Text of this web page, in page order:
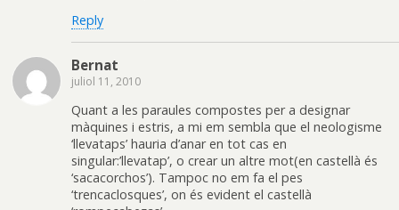
Reply
Bernat
juliol 11, 2010
Quant a les paraules compostes per a designar
màquines i estris, a mi em sembla que el neologisme
‘llevataps’ hauria d’anar en tot cas en
singular:’llevatap’, o crear un altre mot(en castellà és
‘sacacorchos’). Tampoc no em fa el pes
‘trencaclosques’, on és evident el castellà